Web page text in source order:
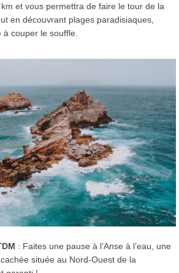
et vous permettra de faire le tour de la
en découvrant plages paradisiaques,
couper le souffle.
: Faites une pause à l’Anse à l’eau, une
située au Nord-Ouest de la